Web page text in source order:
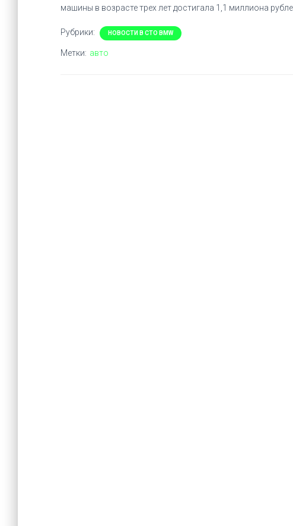
машины в возрасте трех лет достигала 1,1 миллиона
Рубрики: НОВОСТИ В СТО BMW
Метки: авто